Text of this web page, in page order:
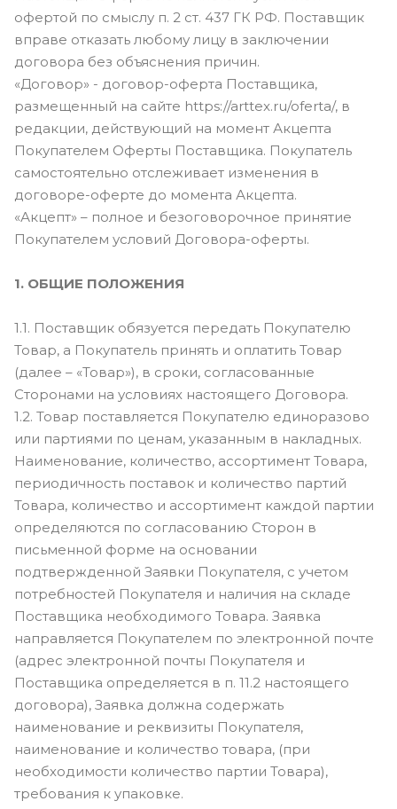
офертой по смыслу п. 2 ст. 437 ГК РФ. Поставщик
вправе отказать любому лицу в заключении
договора без объяснения причин.
«Договор» - договор-оферта Поставщика,
размещенный на сайте https://arttex.ru/oferta/, в
редакции, действующий на момент Акцепта
Покупателем Оферты Поставщика. Покупатель
самостоятельно отслеживает изменения в
договоре-оферте до момента Акцепта.
«Акцепт» – полное и безоговорочное принятие
Покупателем условий Договора-оферты.
1. ОБЩИЕ ПОЛОЖЕНИЯ
1.1. Поставщик обязуется передать Покупателю
Товар, а Покупатель принять и оплатить Товар
(далее – «Товар»), в сроки, согласованные
Сторонами на условиях настоящего Договора.
1.2. Товар поставляется Покупателю единоразово
или партиями по ценам, указанным в накладных.
Наименование, количество, ассортимент Товара,
периодичность поставок и количество партий
Товара, количество и ассортимент каждой партии
определяются по согласованию Сторон в
письменной форме на основании
подтвержденной Заявки Покупателя, с учетом
потребностей Покупателя и наличия на складе
Поставщика необходимого Товара. Заявка
направляется Покупателем по электронной почте
(адрес электронной почты Покупателя и
Поставщика определяется в п. 11.2 настоящего
договора), Заявка должна содержать
наименование и реквизиты Покупателя,
наименование и количество товара, (при
необходимости количество партии Товара),
требования к упаковке.